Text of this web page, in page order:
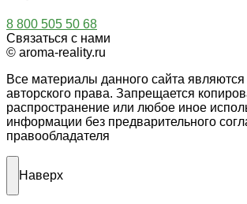
8 800 505 50 68
Связаться с нами
© aroma-reality.ru
Все материалы данного сайта
авторского права. Запрещается
распространение или любое иное
информации без предварительного
правообладателя
Наверх